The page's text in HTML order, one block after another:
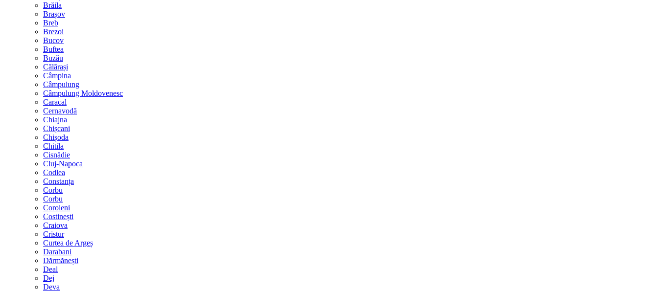
Brăila
Brașov
Breb
Brezoi
Bucov
Buftea
Buzău
Călărași
Câmpina
Câmpulung
Câmpulung Moldovenesc
Caracal
Cernavodă
Chiajna
Chișcani
Chișoda
Chitila
Cisnădie
Cluj-Napoca
Codlea
Constanța
Corbu
Corbu
Coroieni
Costinești
Craiova
Cristur
Curtea de Argeș
Darabani
Dărmănești
Deal
Dej
Deva